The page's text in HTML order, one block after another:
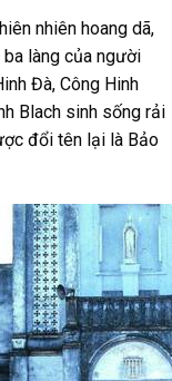
nhiên hoang dã,
làng của người
Đà, Công Hinh
Blach sinh sống rải
đổi tên lại là Bảo